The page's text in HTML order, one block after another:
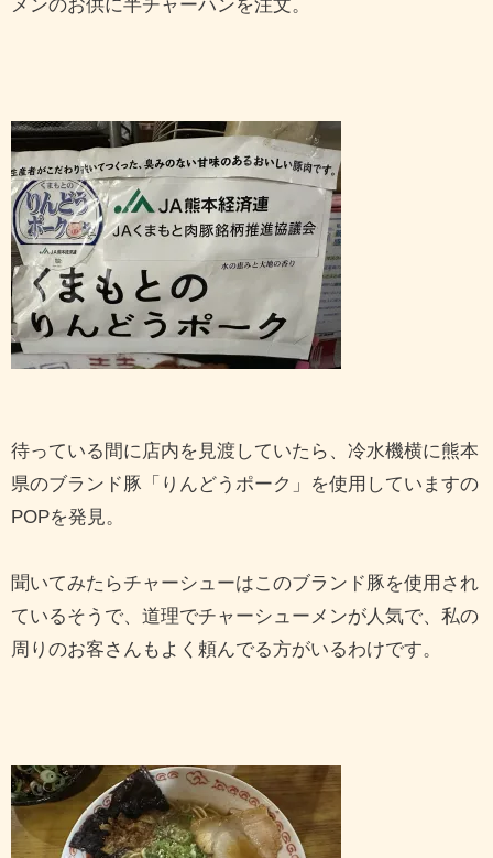
メンのお供に半チャーハンを注文。
待っている間に店内を見渡していたら、冷水機横に熊本
県のブランド豚「りんどうポーク」を使用していますの
POPを発見。
聞いてみたらチャーシューはこのブランド豚を使用され
ているそうで、道理でチャーシューメンが人気で、私の
周りのお客さんもよく頼んでる方がいるわけです。